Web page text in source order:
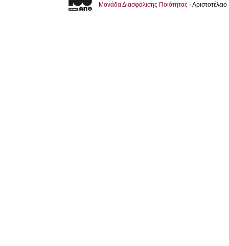
Μονάδα Διασφάλισης Ποιότητας -